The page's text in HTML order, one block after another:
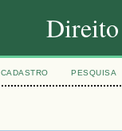
Direito
CADASTRO PESQUISA